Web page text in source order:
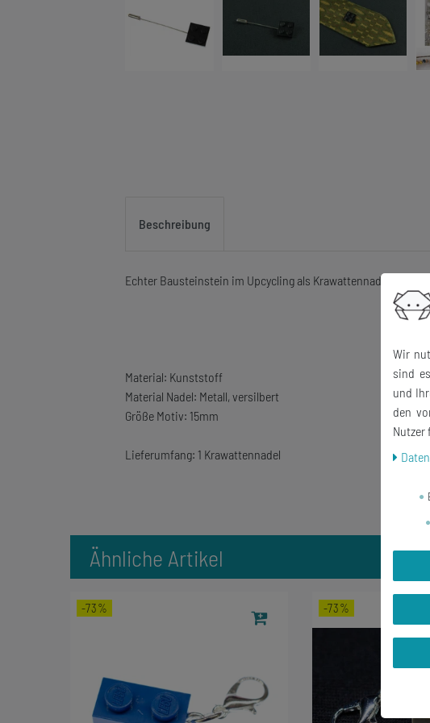
Beschreibung
Echter Bausteinstein im Upcycling als Krawattennadel.
Material: Kunststoff
Material Nadel: Metall, versilbert
Größe Motiv: 15mm
Lieferumfang: 1 Krawattennadel
Ähnliche Artikel
-73% -73%
Wir
sind
und
den
Nutzer